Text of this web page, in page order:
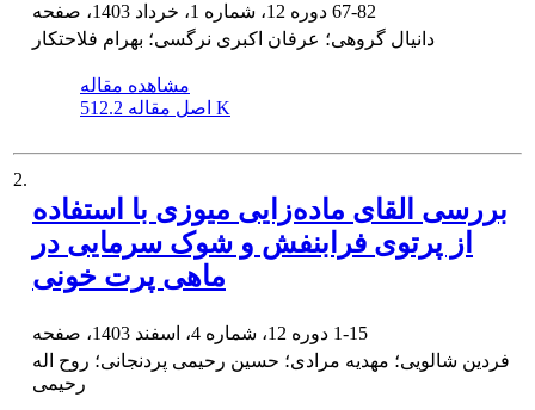
67-82
دانیال گروهی؛ عرفان اکبری نرگسی؛ بهرام فلاحتکار
مشاهده مقاله
اصل مقاله 512.2 K
2.
بررسی القای ماده‌زایی میوزی با استفاده
از پرتوی فرابنفش و شوک سرمایی در
ماهی پرت خونی
1-15
فردین شالویی؛ مهدیه مرادی؛ حسین رحیمی پردنجانی؛ روح اله
رحیمی